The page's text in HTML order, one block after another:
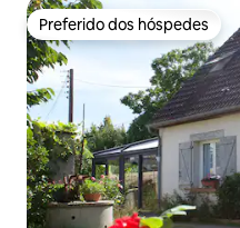
Preferido dos hóspedes
Preferido dos hóspedes